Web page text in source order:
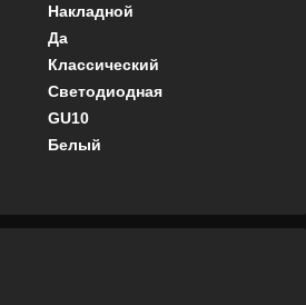
Накладной
Да
Классический
Светодиодная
GU10
Белый